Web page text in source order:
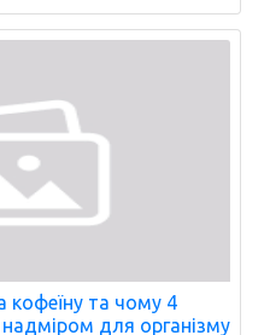
кофеїну та чому 4
для організму